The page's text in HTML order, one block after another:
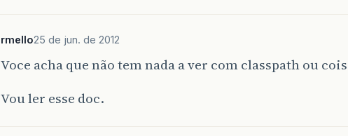
rmello25 de jun. de 2012
Voce acha que não tem nada a ver com classpath ou
Vou ler esse doc.